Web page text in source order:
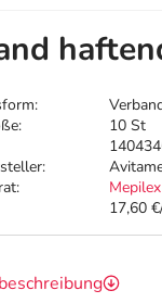
10 St
Mepilex
17,60